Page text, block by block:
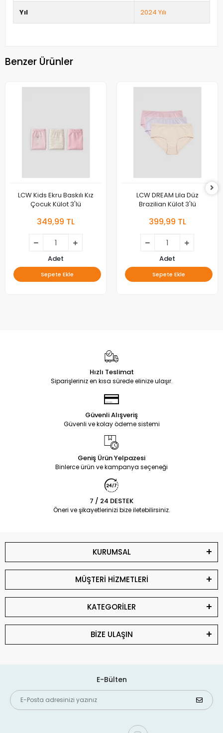
Yıl 2024 Yılı
Benzer Ürünler
LCW Kids Ekru Baskılı Kız
Çocuk Külot 3'lü
349,99 TL
Adet
Sepete Ekle
LCW DREAM Lila Düz
Brazilian Külot 3'lü
399,99 TL
Adet
Sepete Ekle
Hızlı Teslimat
Siparişleriniz en kısa sürede elinize ulaşır.
Güvenli Alışveriş
Güvenli ve kolay ödeme sistemi
Geniş Ürün Yelpazesi
Binlerce ürün ve kampanya seçeneği
7 / 24 DESTEK
Öneri ve şikayetlerinizi bize iletebilirsiniz.
KURUMSAL
MÜŞTERİ HİZMETLERİ
KATEGORİLER
BİZE ULAŞIN
E-Bülten